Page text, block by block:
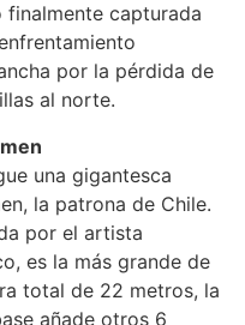
capturada
por la pérdida de
al norte.
una gigantesca
la patrona de Chile.
por el artista
es la más grande de
total de 22 metros, la
añade otros 6